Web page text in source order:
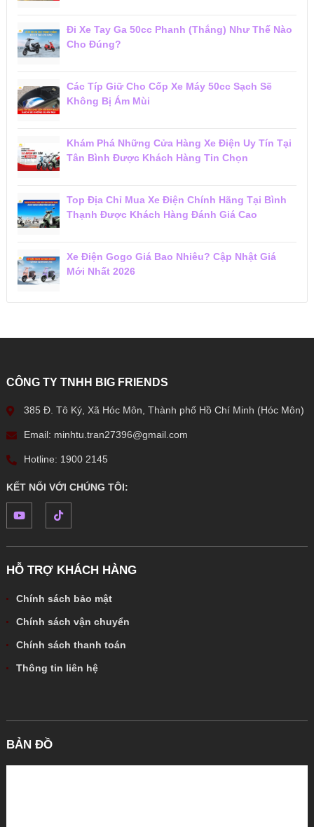
Đi Xe Tay Ga 50cc Phanh (Thắng) Như Thế Nào
Cho Đúng?
Các Típ Giữ Cho Cốp Xe Máy 50cc Sạch Sẽ
Không Bị Ám Mùi
Khám Phá Những Cửa Hàng Xe Điện Uy Tín Tại
Tân Bình Được Khách Hàng Tin Chọn
Top Địa Chỉ Mua Xe Điện Chính Hãng Tại Bình
Thạnh Được Khách Hàng Đánh Giá Cao
Xe Điện Gogo Giá Bao Nhiêu? Cập Nhật Giá
Mới Nhất 2026
CÔNG TY TNHH BIG FRIENDS
385 Đ. Tô Ký, Xã Hóc Môn, Thành phố Hồ Chí Minh (Hóc Môn)
Email: minhtu.tran27396@gmail.com
Hotline: 1900 2145
KẾT NỐI VỚI CHÚNG TÔI:
HỖ TRỢ KHÁCH HÀNG
Chính sách bảo mật
Chính sách vận chuyển
Chính sách thanh toán
Thông tin liên hệ
BẢN ĐỒ